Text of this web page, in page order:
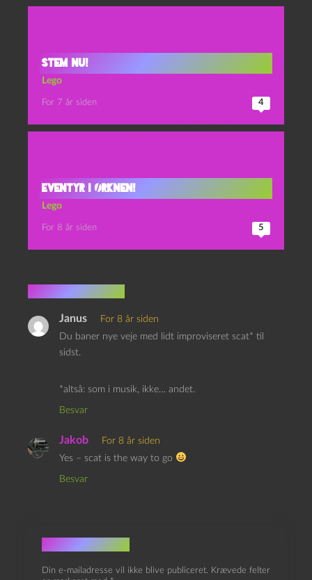
Stem nu!
Lego
For 7 år siden 4
Eventyr i ørknen!
Lego
For 8 år siden 5
2 kommentarer
Janus
For 8 år siden
Du baner nye veje med lidt improviseret scat* til
sidst.
*altså: som i musik, ikke… andet.
Besvar
Jakob
For 8 år siden
Yes – scat is the way to go
Besvar
Skriv et svar
Din e-mailadresse vil ikke blive publiceret. Krævede felter